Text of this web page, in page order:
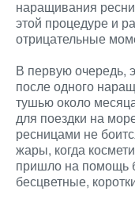
наращивания
этой процедуре и
отрицательные
В первую очередь,
после одного
тушью около
для поездки на
ресницами не
жары, когда
пришло на
бесцветные,